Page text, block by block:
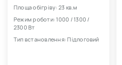
Площа обігріву: 23 кв.м
Режим роботи: 1000 / 1300 /
2300 Вт
Тип встановлення: Підлоговий